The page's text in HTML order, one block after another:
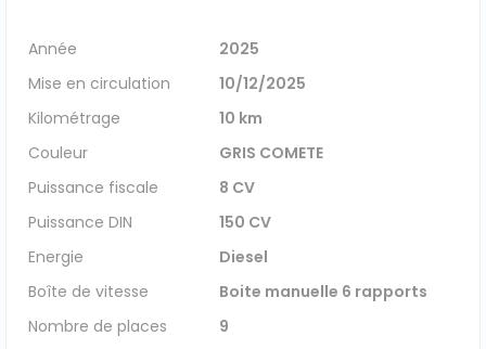
Tous les véhicules
Réservation véhicule
Financement utilitaire
Année
2025
Mise en circulation
10/12/2025
Kilométrage
10 km
Couleur
GRIS COMETE
Puissance fiscale
8 CV
Puissance DIN
150 CV
Energie
Diesel
Boîte de vitesse
Boite manuelle 6 rapports
Nombre de places
9